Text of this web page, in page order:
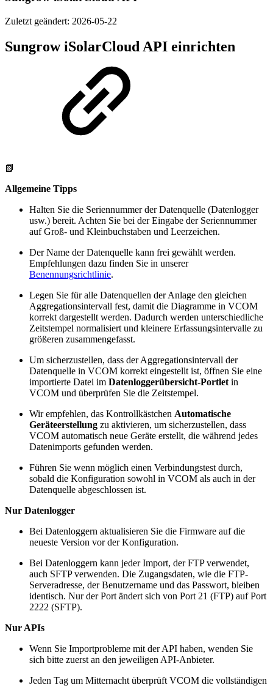
Zuletzt geändert: 2026-05-22
Sungrow iSolarCloud API einrichten
📗
Allgemeine Tipps
Halten Sie die Seriennummer der Datenquelle (Datenlogger
usw.) bereit. Achten Sie bei der Eingabe der Seriennummer
auf Groß- und Kleinbuchstaben und Leerzeichen.
Der Name der Datenquelle kann frei gewählt werden.
Empfehlungen dazu finden Sie in unserer
Benennungsrichtlinie.
Legen Sie für alle Datenquellen der Anlage den gleichen
Aggregationsintervall fest, damit die Diagramme in VCOM
korrekt dargestellt werden. Dadurch werden unterschiedliche
Zeitstempel normalisiert und kleinere Erfassungsintervalle zu
größeren zusammengefasst.
Um sicherzustellen, dass der Aggregationsintervall der
Datenquelle in VCOM korrekt eingestellt ist, öffnen Sie eine
importierte Datei im Datenloggerübersicht-Portlet in
VCOM und überprüfen Sie die Zeitstempel.
Wir empfehlen, das Kontrollkästchen Automatische
Geräteerstellung zu aktivieren, um sicherzustellen, dass
VCOM automatisch neue Geräte erstellt, die während jedes
Datenimports gefunden werden.
Führen Sie wenn möglich einen Verbindungstest durch,
sobald die Konfiguration sowohl in VCOM als auch in der
Datenquelle abgeschlossen ist.
Nur Datenlogger
Bei Datenloggern aktualisieren Sie die Firmware auf die
neueste Version vor der Konfiguration.
Bei Datenloggern kann jeder Import, der FTP verwendet,
auch SFTP verwenden. Die Zugangsdaten, wie die FTP-
Serveradresse, der Benutzername und das Passwort, bleiben
identisch. Nur der Port ändert sich von Port 21 (FTP) auf Port
2222 (SFTP).
Nur APIs
Wenn Sie Importprobleme mit der API haben, wenden Sie
sich bitte zuerst an den jeweiligen API-Anbieter.
Jeden Tag um Mitternacht überprüft VCOM die vollständigen